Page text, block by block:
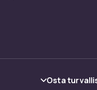
Valitse
Osta